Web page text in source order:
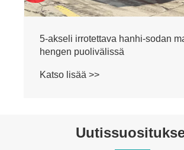
5-akseli irrotettava hanhi-sodan
hengen puolivälissä
Katso lisää >>